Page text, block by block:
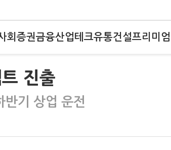
회 증권금융산업테크유통건설프리미엄
진출
기 상업 운전